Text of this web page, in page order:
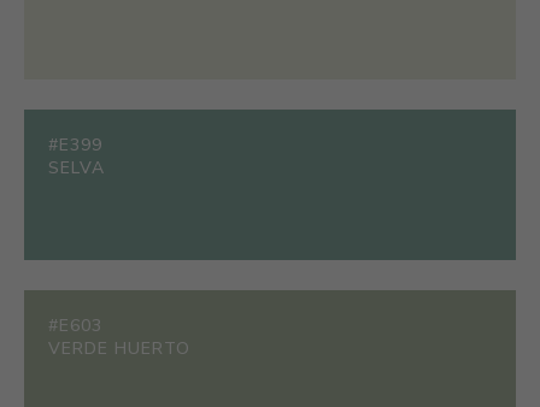
#E399
SELVA
#E603
VERDE HUERTO